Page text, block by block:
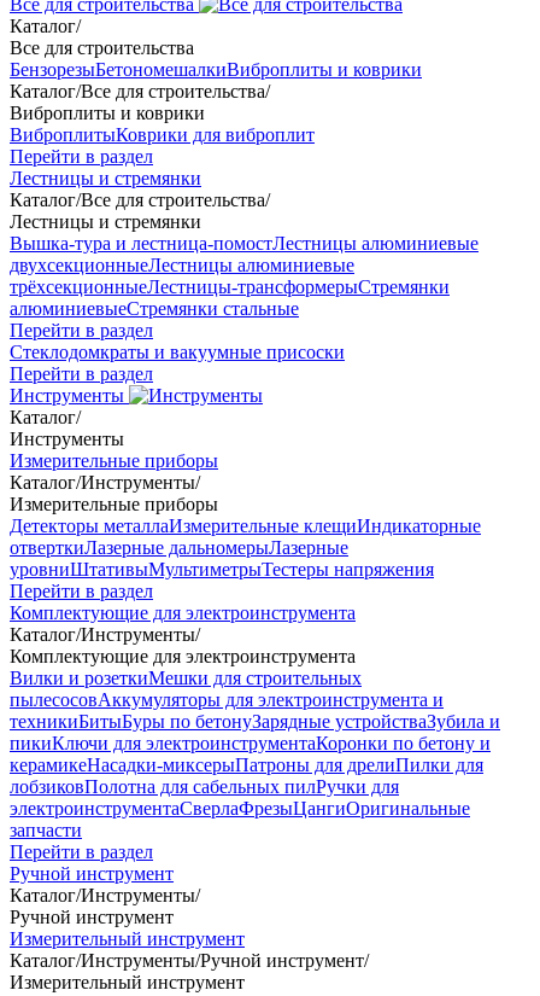
Все для строительства
Каталог/
Все для строительства
БензорезыБетономешалкиВиброплиты и коврики
Каталог/Все для строительства/
Виброплиты и коврики
ВиброплитыКоврики для виброплит
Перейти в раздел
Лестницы и стремянки
Каталог/Все для строительства/
Лестницы и стремянки
Вышка-тура и лестница-помостЛестницы алюминиевые
двухсекционныеЛестницы алюминиевые
трёхсекционныеЛестницы-трансформерыСтремянки
алюминиевыеСтремянки стальные
Перейти в раздел
Стеклодомкраты и вакуумные присоски
Перейти в раздел
Инструменты
Каталог/
Инструменты
Измерительные приборы
Каталог/Инструменты/
Измерительные приборы
Детекторы металлаИзмерительные клещиИндикаторные
отверткиЛазерные дальномерыЛазерные
уровниШтативыМультиметрыТестеры напряжения
Перейти в раздел
Комплектующие для электроинструмента
Каталог/Инструменты/
Комплектующие для электроинструмента
Вилки и розеткиМешки для строительных
пылесосовАккумуляторы для электроинструмента и
техникиБитыБуры по бетонуЗарядные устройстваЗубила и
пикиКлючи для электроинструментаКоронки по бетону и
керамикеНасадки-миксерыПатроны для дрелиПилки для
лобзиковПолотна для сабельных пилРучки для
электроинструментаСверлаФрезыЦангиОригинальные
запчасти
Перейти в раздел
Ручной инструмент
Каталог/Инструменты/
Ручной инструмент
Измерительный инструмент
Каталог/Инструменты/Ручной инструмент/
Измерительный инструмент